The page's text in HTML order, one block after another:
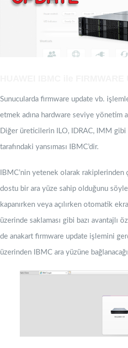
Sunucularda firmware update vb.
etmek adına hardware seviye yönetim
Diğer üreticilerin ILO, IDRAC, IMM
tarafındaki yansıması IBMC’dir.
IBMC’nin yetenek olarak rakiplerinden
dostu bir ara yüze sahip olduğunu
kapanırken veya açılırken otomatik
üzerinde saklaması gibi bazı avantajlı
de anakart firmware update işlemini
üzerinden IBMC ara yüzüne